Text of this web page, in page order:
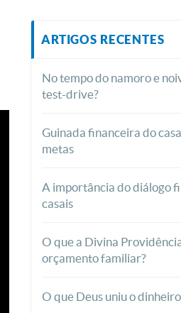
ARTIGOS RECENTES
No tempo do namoro e
test-drive?
Guinada financeira do
metas
A importância do diálogo
casais
O que a Divina
orçamento familiar?
O que Deus uniu o